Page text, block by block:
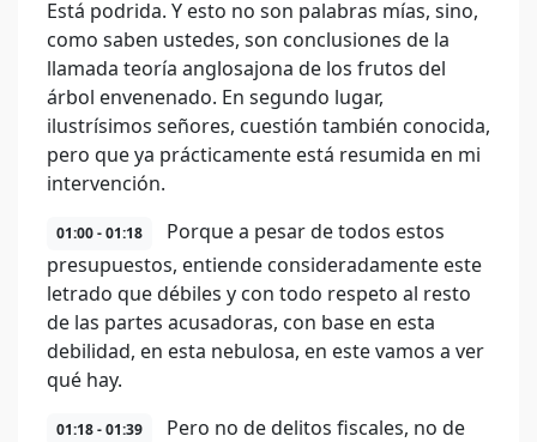
Está podrida. Y esto no son palabras mías, sino,
como saben ustedes, son conclusiones de la
llamada teoría anglosajona de los frutos del
árbol envenenado. En segundo lugar,
ilustrísimos señores, cuestión también conocida,
pero que ya prácticamente está resumida en mi
intervención.
01:00 - 01:18
Porque a pesar de todos estos
presupuestos, entiende consideradamente este
letrado que débiles y con todo respeto al resto
de las partes acusadoras, con base en esta
debilidad, en esta nebulosa, en este vamos a ver
qué hay.
01:18 - 01:39
Pero no de delitos fiscales, no de